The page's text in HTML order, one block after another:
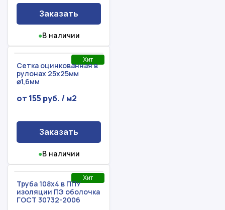
Заказать
●В наличии
Хит
Сетка оцинкованная в
рулонах 25х25мм
⌀1,6мм
от 155 руб. / м2
Заказать
●В наличии
Хит
Труба 108х4 в ППУ
изоляции ПЭ оболочка
ГОСТ 30732-2006